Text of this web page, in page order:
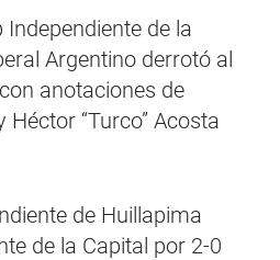
de la
Argentino derrotó al
anotaciones de
“Turco” Acosta
de Huillapima
de la Capital por 2-0